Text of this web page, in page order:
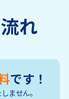
れ
です！
ません。